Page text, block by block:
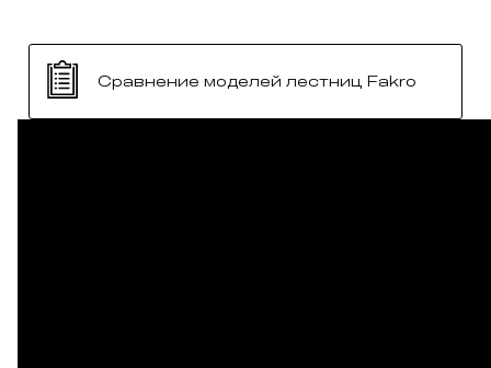
Сравнение моделей лестниц Fakro